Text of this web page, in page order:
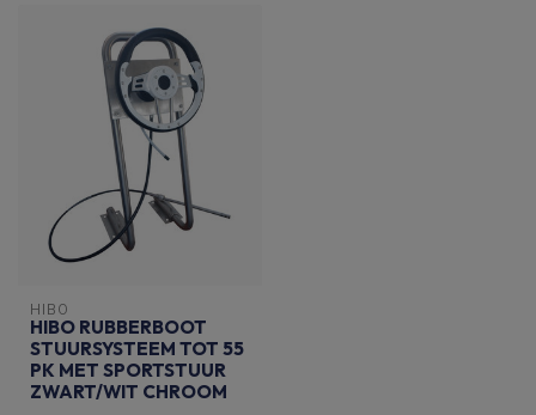
HIBO
HIBO RUBBERBOOT
STUURSYSTEEM TOT 55
PK MET SPORTSTUUR
ZWART/WIT CHROOM